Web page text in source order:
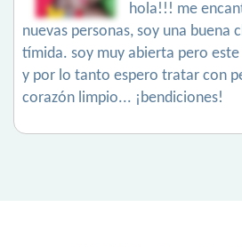
hola!!! me
nuevas personas, soy una buena
tímida. soy muy abierta pero
y por lo tanto espero tratar con
corazón limpio... ¡bendiciones!